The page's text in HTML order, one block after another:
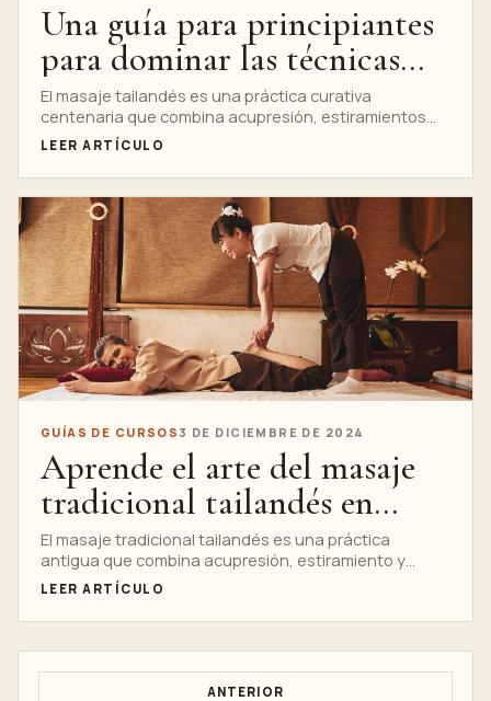
Una guía para principiantes
para dominar las técnicas
del masaje tailandés
El masaje tailandés es una práctica curativa
centenaria que combina acupresión, estiramientos
similares al yoga y compresión rítmica para promover...
LEER ARTÍCULO
GUÍAS DE CURSOS 3 DE DICIEMBRE DE 2024
Aprende el arte del masaje
tradicional tailandés en
Nuad Thai School
El masaje tradicional tailandés es una práctica
antigua que combina acupresión, estiramiento y
trabajo energético para promover en general...
LEER ARTÍCULO
ANTERIOR